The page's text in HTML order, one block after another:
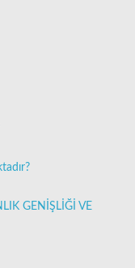
GENİŞLİĞİ VE